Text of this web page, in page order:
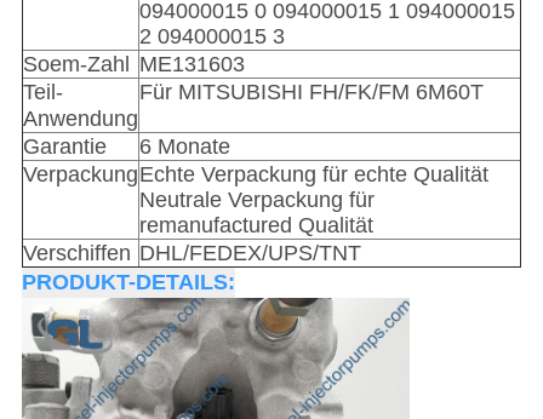
0940000150 0940000151 094000015
2 0940000153
Soem-Zahl
ME131603
Teil-
Anwendung
Für MITSUBISHI FH/FK/FM 6M60T
Garantie
6 Monate
VerpackungEchte Verpackung für echte Qualität
Neutrale Verpackung für
remanufactured Qualität
Verschiffen DHL/FEDEX/UPS/TNT
PRODUKT-DETAILS: